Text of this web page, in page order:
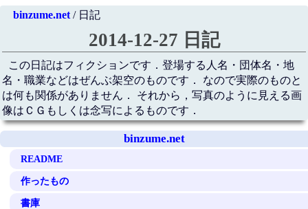
binzume.net/ 日記
2014-12-27 日記
この日記はフィクションです．登場する人名・団体名・地
名・職業などはぜんぶ架空のものです． なので実際のものと
は何も関係がありません． それから，写真のように見える画
像はＣＧもしくは念写によるものです．
binzume.net
README
作ったもの
書庫